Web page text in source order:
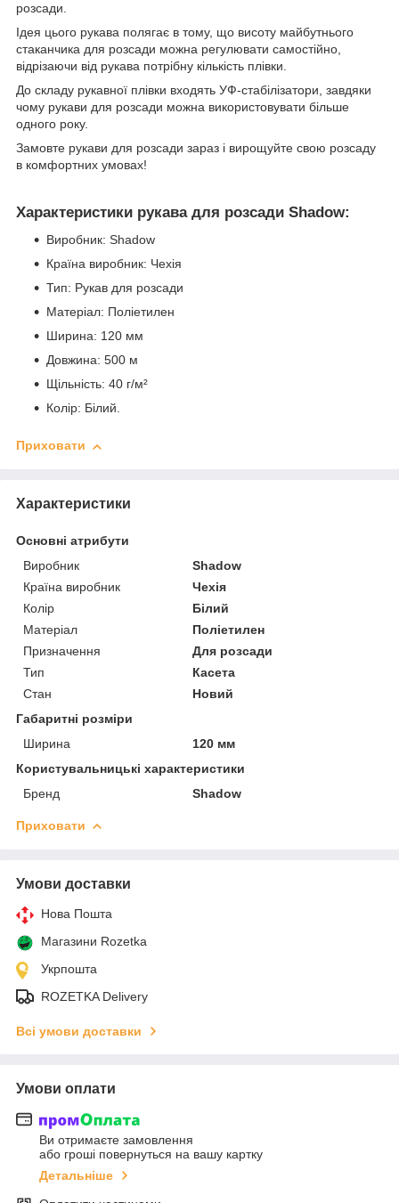
розсади.
Ідея цього рукава полягає в тому, що висоту майбутнього
стаканчика для розсади можна регулювати самостійно,
відрізаючи від рукава потрібну кількість плівки.
До складу рукавної плівки входять УФ-стабілізатори, завдяки
чому рукави для розсади можна використовувати більше
одного року.
Замовте рукави для розсади зараз і вирощуйте свою розсаду
в комфортних умовах!
Характеристики рукава для розсади Shadow:
Виробник: Shadow
Країна виробник: Чехія
Тип: Рукав для розсади
Матеріал: Поліетилен
Ширина: 120 мм
Довжина: 500 м
Щільність: 40 г/м²
Колір: Білий.
Приховати
Характеристики
Основні атрибути
Виробник
Shadow
Країна виробник
Чехія
Колір
Білий
Матеріал
Поліетилен
Призначення
Для розсади
Тип
Касета
Стан
Новий
Габаритні розміри
Ширина
120 мм
Користувальницькі характеристики
Бренд
Shadow
Приховати
Умови доставки
Нова Пошта
Магазини Rozetka
Укрпошта
ROZETKA Delivery
Всі умови доставки
Умови оплати
Ви отримаєте замовлення
або гроші повернуться на вашу картку
Детальніше